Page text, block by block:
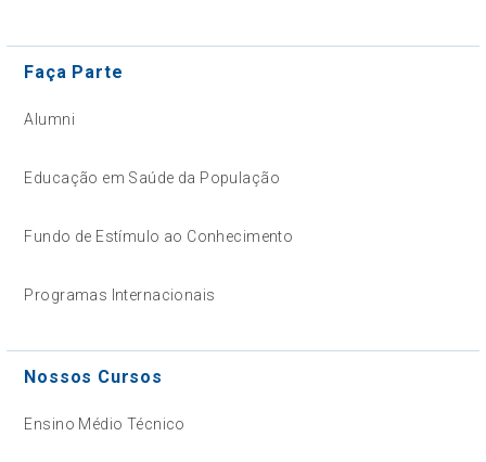
Faça Parte
Alumni
Educação em Saúde da População
Fundo de Estímulo ao Conhecimento
Programas Internacionais
Nossos Cursos
Ensino Médio Técnico